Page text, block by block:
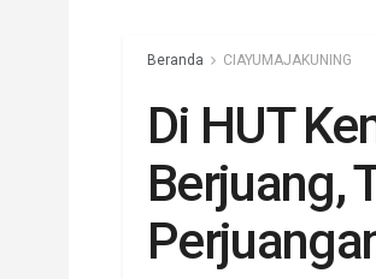
Beranda CIAYUMAJAKUNING
Di HUT
Berjuang,